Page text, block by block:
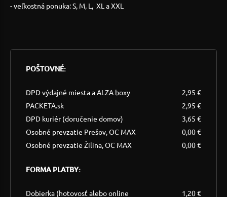
- veľkostná ponuka: S, M, L, XL a XXL
POŠTOVNÉ:
DPD výdajné miesta a ALZA boxy
2,95 €
PACKETA.sk
2,95 €
DPD kuriér (doručenie domov)
3,65 €
Osobné prevzatie Prešov, OC MAX
0,00 €
Osobné prevzatie Žilina, OC MAX
0,00 €
FORMA PLATBY:
Dobierka (hotovosť alebo online 1,20 €